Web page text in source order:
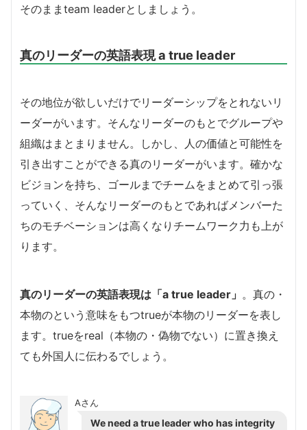
そのままteam leaderとしましょう。
真のリーダーの英語表現 a true leader
その地位が欲しいだけでリーダーシップをとれないリ
ーダーがいます。そんなリーダーのもとでグループや
組織はまとまりません。しかし、人の価値と可能性を
引き出すことができる真のリーダーがいます。確かな
ビジョンを持ち、ゴールまでチームをまとめて引っ張
っていく、そんなリーダーのもとであればメンバーた
ちのモチベーションは高くなりチームワーク力も上が
ります。
真のリーダーの英語表現は「a true leader」 。真の・
本物のという意味をもつtrueが本物のリーダーを表し
ます。trueをreal（本物の・偽物でない）に置き換え
ても外国人に伝わるでしょう。
Aさん
We need a true leader who has integrity